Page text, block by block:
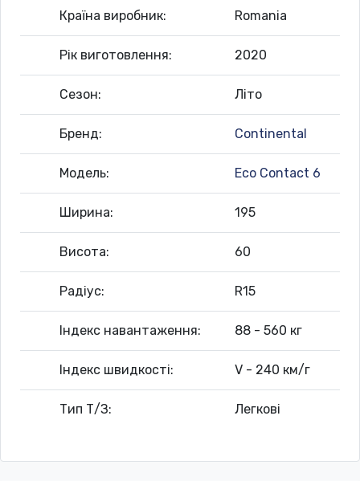
Країна виробник: Romania
Рік виготовлення: 2020
Сезон: Літо
Бренд: Continental
Модель: Eco Contact 6
Ширина: 195
Висота: 60
Радіус: R15
Індекс навантаження: 88 - 560 кг
Індекс швидкості: V - 240 км/г
Тип Т/З: Легкові